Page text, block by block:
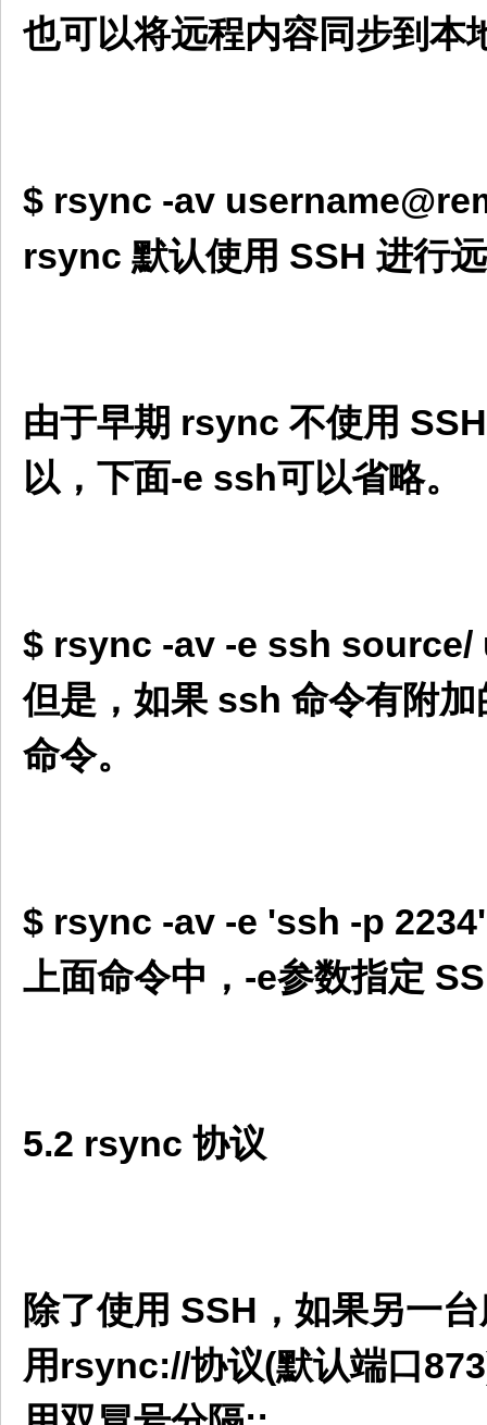
也可以将远程内容同步到本
$ rsync -av
rsync 默认使用 SSH 进行
由于早期 rsync 不使用
以，下面-e ssh可以省略。
$ rsync -av -e ssh
但是，如果 ssh 命令有附
命令。
$ rsync -av -e 'ssh -p
上面命令中，-e参数指定
5.2 rsync 协议
除了使用 SSH，如果另一
用rsync://协议(默认端口